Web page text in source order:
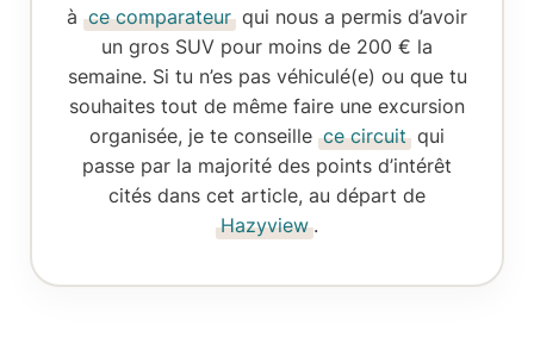
à ce comparateur qui nous a permis d’avoir
un gros SUV pour moins de 200 € la
semaine. Si tu n’es pas véhiculé(e) ou que tu
souhaites tout de même faire une excursion
organisée, je te conseille ce circuit qui
passe par la majorité des points d’intérêt
cités dans cet article, au départ de
Hazyview .